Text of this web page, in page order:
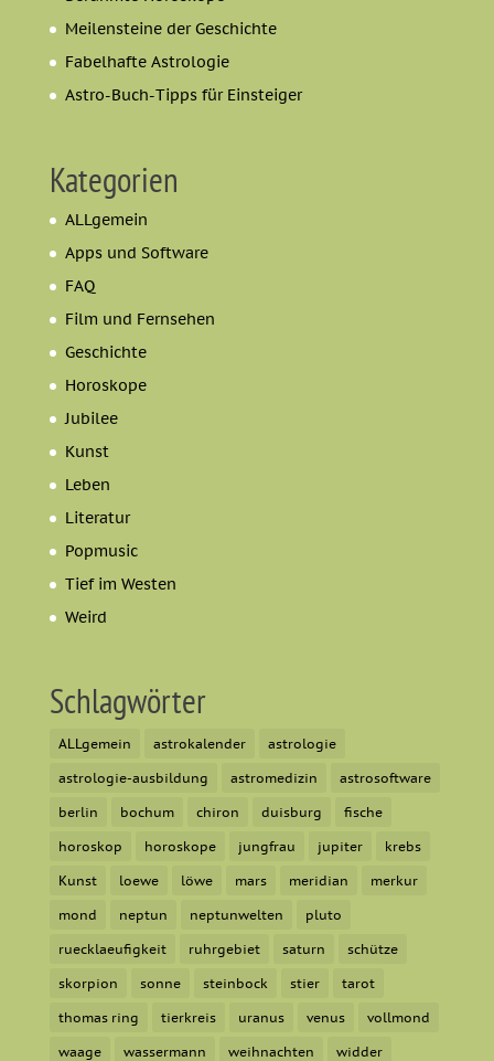
Meilensteine der Geschichte
Fabelhafte Astrologie
Astro-Buch-Tipps für Einsteiger
Kategorien
ALLgemein
Apps und Software
FAQ
Film und Fernsehen
Geschichte
Horoskope
Jubilee
Kunst
Leben
Literatur
Popmusic
Tief im Westen
Weird
Schlagwörter
ALLgemein astrokalender astrologie
astrologie-ausbildung astromedizin astrosoftware
berlin bochum chiron duisburg fische
horoskop horoskope jungfrau jupiter krebs
Kunst loewe löwe mars meridian merkur
mond neptun neptunwelten pluto
ruecklaeufigkeit ruhrgebiet saturn schütze
skorpion sonne steinbock stier tarot
thomas ring tierkreis uranus venus vollmond
waage wassermann weihnachten widder